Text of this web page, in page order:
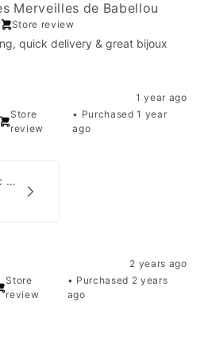
Merveilles de Babellou
Store review
quick delivery & great bijoux
1 year ago
Store
review
• Purchased 1 year
ago
Boucles d'oreilles cc Chanel
2 years ago
Store
review
• Purchased 2 years
ago